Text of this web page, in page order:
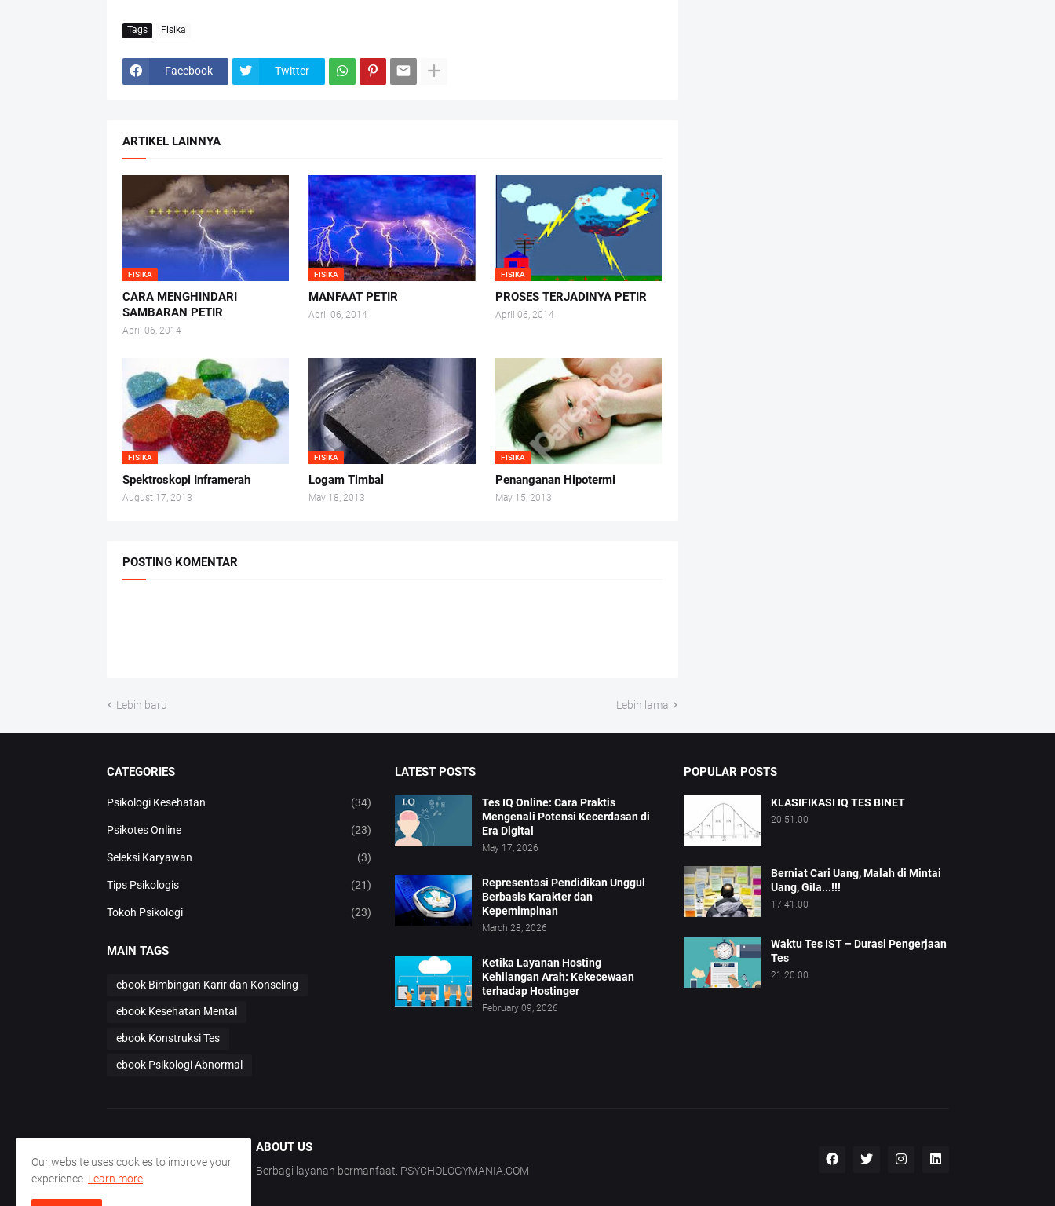
Tags Fisika
Facebook Twitter
ARTIKEL LAINNYA
FISIKA
CARA MENGHINDARI
SAMBARAN PETIR
April 06, 2014
FISIKA
MANFAAT PETIR
April 06, 2014
FISIKA
PROSES TERJADINYA PETIR
April 06, 2014
FISIKA
Spektroskopi Inframerah
August 17, 2013
FISIKA
Logam Timbal
May 18, 2013
FISIKA
Penanganan Hipotermi
May 15, 2013
POSTING KOMENTAR
Lebih baru Lebih lama
CATEGORIES
Psikologi Kesehatan (34)
Psikotes Online (23)
Seleksi Karyawan (3)
Tips Psikologis (21)
Tokoh Psikologi (23)
MAIN TAGS
ebook Bimbingan Karir dan Konseling
ebook Kesehatan Mental
ebook Konstruksi Tes
ebook Psikologi Abnormal
LATEST POSTS
Tes IQ Online: Cara Praktis
Mengenali Potensi Kecerdasan di
Era Digital
May 17, 2026
Representasi Pendidikan Unggul
Berbasis Karakter dan
Kepemimpinan
March 28, 2026
Ketika Layanan Hosting
Kehilangan Arah: Kekecewaan
terhadap Hostinger
February 09, 2026
POPULAR POSTS
KLASIFIKASI IQ TES BINET
20.51.00
Berniat Cari Uang, Malah di Mintai
Uang, Gila...!!!
17.41.00
Waktu Tes IST – Durasi Pengerjaan
Tes
21.20.00
ABOUT US
Berbagi layanan bermanfaat. PSYCHOLOGYMANIA.COM
Our website uses cookies to improve your
experience. Learn more